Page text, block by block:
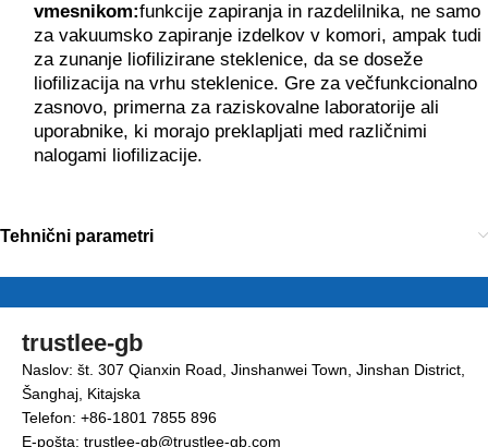
vmesnikom:funkcije zapiranja in razdelilnika, ne samo
za vakuumsko zapiranje izdelkov v komori, ampak tudi
za zunanje liofilizirane steklenice, da se doseže
liofilizacija na vrhu steklenice. Gre za večfunkcionalno
zasnovo, primerna za raziskovalne laboratorije ali
uporabnike, ki morajo preklapljati med različnimi
nalogami liofilizacije.
Tehnični parametri
trustlee-gb
Naslov: št. 307 Qianxin Road, Jinshanwei Town, Jinshan District,
Šanghaj, Kitajska
Telefon: +86-1801 7855 896
E-pošta: trustlee-gb@trustlee-gb.com